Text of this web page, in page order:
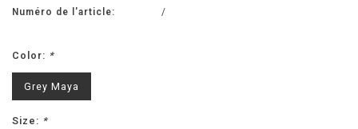
Numéro de l'article: /
Color: *
Grey Maya
Size: *